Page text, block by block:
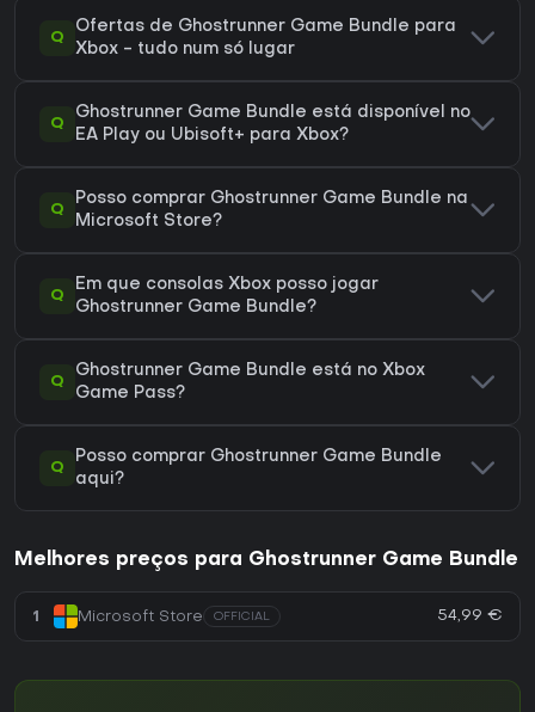
Q
Ofertas de Ghostrunner Game Bundle para
Xbox - tudo num só lugar
Q
Ghostrunner Game Bundle está disponível no
EA Play ou Ubisoft+ para Xbox?
Q
Posso comprar Ghostrunner Game Bundle na
Microsoft Store?
Q
Em que consolas Xbox posso jogar
Ghostrunner Game Bundle?
Q
Ghostrunner Game Bundle está no Xbox
Game Pass?
Q
Posso comprar Ghostrunner Game Bundle
aqui?
Melhores preços para Ghostrunner Game Bundle
1 Microsoft Store OFFICIAL 54,99 €